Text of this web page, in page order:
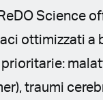
Science
ottimizzati a
traumi